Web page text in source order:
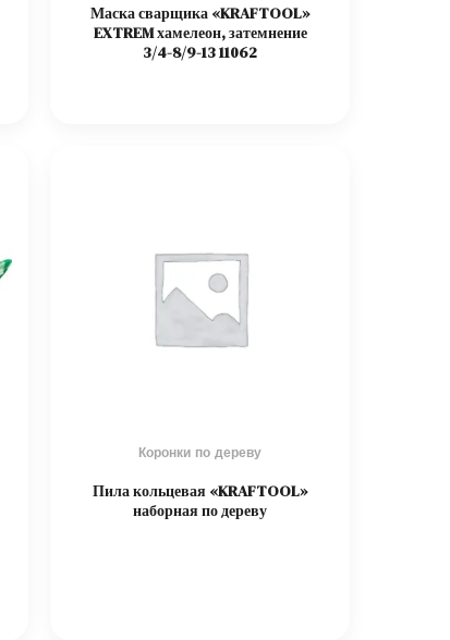
Маска сварщика «KRAFTOOL»
EXTREM хамелеон, затемнение
3/4-8/9-13 11062
Коронки по дереву
Пила кольцевая «KRAFTOOL»
наборная по дереву